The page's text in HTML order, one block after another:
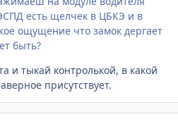
есть щелчек в ЦБКЭ и в
ощущение что замок дергает
быть?
и тыкай контролькой, в какой
присутствует.